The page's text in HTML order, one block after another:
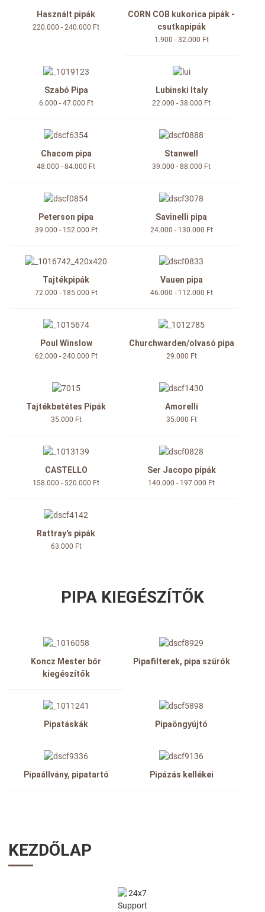
Használt pipák
220.000 - 240.000 Ft
CORN COB kukorica pipák -
csutkapipák
1.900 - 32.000 Ft
Szabó Pipa
6.000 - 47.000 Ft
Lubinski Italy
22.000 - 38.000 Ft
Chacom pipa
48.000 - 84.000 Ft
Stanwell
39.000 - 88.000 Ft
Peterson pipa
39.000 - 152.000 Ft
Savinelli pipa
24.000 - 130.000 Ft
Tajtékpipák
72.000 - 185.000 Ft
Vauen pipa
46.000 - 112.000 Ft
Poul Winslow
62.000 - 240.000 Ft
Churchwarden/olvasó pipa
29.000 Ft
Tajtékbetétes Pipák
35.000 Ft
Amorelli
35.000 Ft
CASTELLO
158.000 - 520.000 Ft
Ser Jacopo pipák
140.000 - 197.000 Ft
Rattray's pipák
63.000 Ft
PIPA KIEGÉSZÍTŐK
Koncz Mester bőr
kiegészítők
Pipafilterek, pipa szűrők
Pipatáskák Pipaöngyújtó
Pipaállvány, pipatartó Pipázás kellékei
KEZDŐLAP